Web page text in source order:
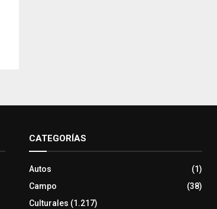
CATEGORÍAS
Autos
(1)
Campo
(38)
Culturales (1.217)